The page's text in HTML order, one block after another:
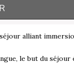
alliant
le but du séjour